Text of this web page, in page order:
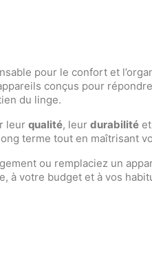
pour le confort et
conçus pour
du linge.
leur qualité, leur durabilité
terme tout en maîtrisant
ou remplaciez un
à votre budget et à vos